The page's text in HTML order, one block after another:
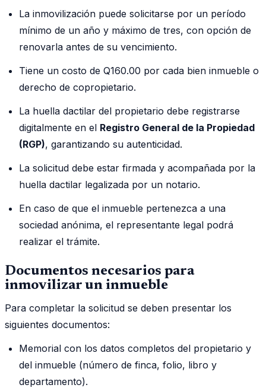
La inmovilización puede solicitarse por un período
mínimo de un año y máximo de tres, con opción de
renovarla antes de su vencimiento.
Tiene un costo de Q160.00 por cada bien inmueble o
derecho de copropietario.
La huella dactilar del propietario debe registrarse
digitalmente en el Registro General de la Propiedad
(RGP), garantizando su autenticidad.
La solicitud debe estar firmada y acompañada por la
huella dactilar legalizada por un notario.
En caso de que el inmueble pertenezca a una
sociedad anónima, el representante legal podrá
realizar el trámite.
Documentos necesarios para
inmovilizar un inmueble
Para completar la solicitud se deben presentar los
siguientes documentos:
Memorial con los datos completos del propietario y
del inmueble (número de finca, folio, libro y
departamento).